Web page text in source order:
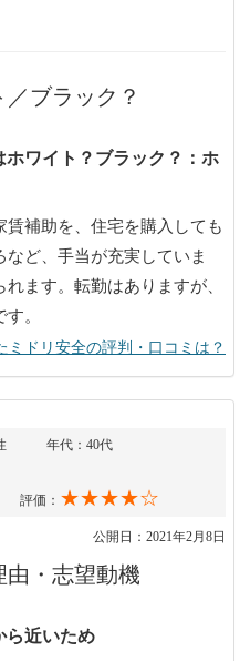
ブラック？
ホワイト？ブラック？：ホ
補助を、住宅を購入しても
ど、手当が充実していま
ます。転勤はありますが、
。
ミドリ安全の評判・口コミは？
年代：40代
評価： ★★★★☆
公開日：2021年2月8日
由・志望動機
ら近いため